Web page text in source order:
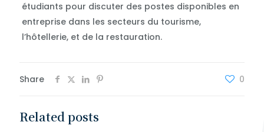
étudiants pour discuter des postes disponibles en
entreprise dans les secteurs du tourisme,
l’hôtellerie, et de la restauration.
Share 0
Related posts